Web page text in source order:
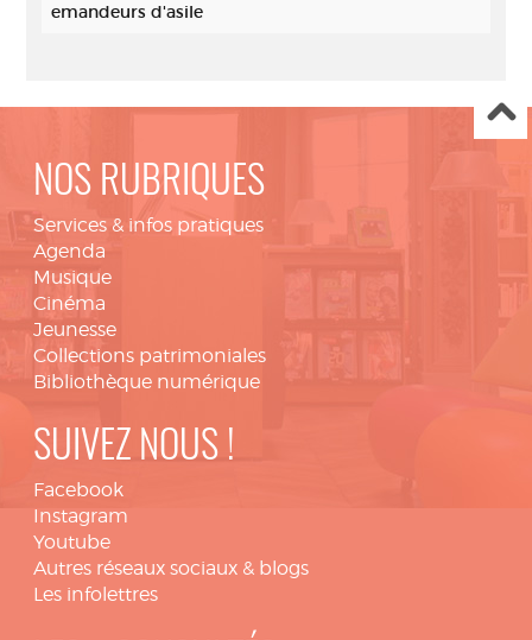
emandeurs d'asile
NOS RUBRIQUES
Services & infos pratiques
Agenda
Musique
Cinéma
Jeunesse
Collections patrimoniales
Bibliothèque numérique
SUIVEZ NOUS !
Facebook
Instagram
Youtube
Autres réseaux sociaux & blogs
Les infolettres